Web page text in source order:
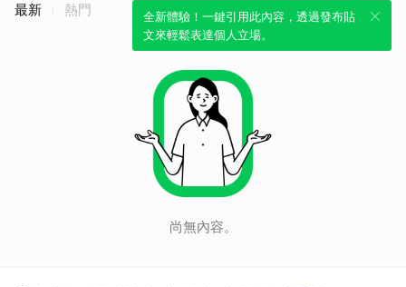
全新體驗！一鍵引用此內容，透過發布貼
文來輕鬆表達個人立場。
最新 熱門
尚無內容。